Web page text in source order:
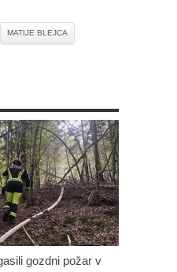
MATIJE BLEJCA
gozdni požar v